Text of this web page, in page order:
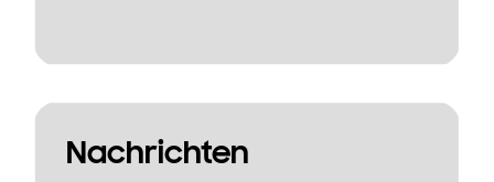
Nachrichten